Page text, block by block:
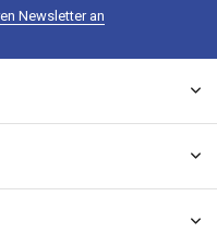
Newsletter an